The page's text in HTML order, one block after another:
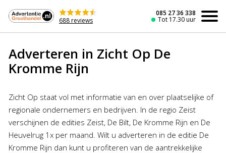
de
inhoud
688 reviews
085 27 36 338
Tot 17.30 uur
Adverteren in Zicht Op De
Kromme Rijn
Zicht Op staat vol met informatie van en over plaatselijke of
regionale ondernemers en bedrijven. In de regio Zeist
verschijnen de edities Zeist, De Bilt, De Kromme Rijn en De
Heuvelrug 1x per maand. Wilt u adverteren in de editie De
Kromme Rijn dan kunt u profiteren van de aantrekkelijke